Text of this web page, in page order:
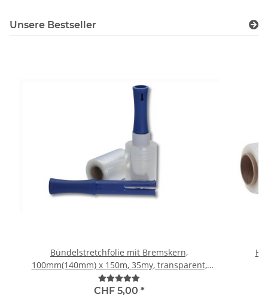
Unsere Bestseller
Bündelstretchfolie mit Bremskern,
100mm(140mm) x 150m, 35my, transparent,
Standard 150% (30 RL pro Karton), inkl. 1 Abroller
pro Karton
CHF 5,00 *